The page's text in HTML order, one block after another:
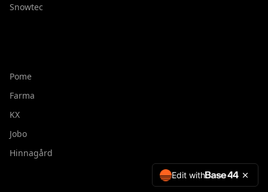
Snowtec
Pome
Farma
KX
Jobo
Hinnagård
Edit with